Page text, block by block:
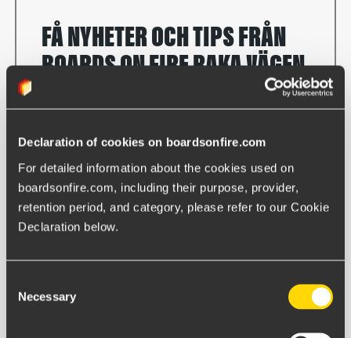
Declaration of cookies on boardsonfire.com
For detailed information about the cookies used on
boardsonfire.com, including their purpose, provider,
retention period, and category, please refer to our Cookie
Declaration below.
Selection
Necessary
FÅ NYHETER OCH TIPS FRÅN
BOARDS ON FIRE RAKA VÄGEN
Förnamn
Efternamn